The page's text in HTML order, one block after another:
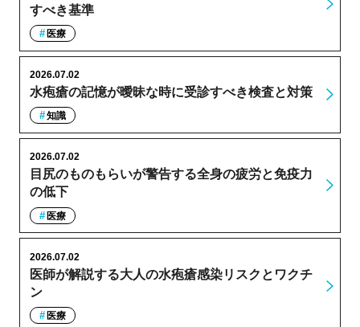
すべき基準
医療
水疱瘡の記憶が曖昧な時に受診すべき検査と対策
2026.07.02
知識
目尻のものもらいが警告する全身の疲労と免疫力
の低下
2026.07.02
医療
医師が解説する大人の水疱瘡感染リスクとワクチ
ン
2026.07.02
医療